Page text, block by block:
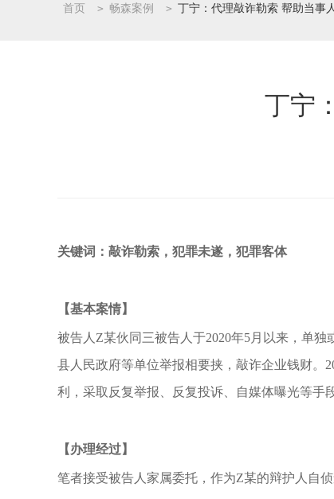
首页 > 畅森案例 > 丁宁：代理敲诈勒索 帮助当事
丁宁
关键词：敲诈勒索，犯罪未遂，犯罪客体
【基本案情】
被告人Z某伙同三被告人于2020年5月以来，单
县人民政府等单位举报相要挟，敲诈企业钱财。
利，采取反复举报、反复投诉、自媒体曝光等手
【办理经过】
笔者接受被告人家属委托，作为Z某的辩护人自